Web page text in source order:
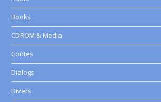
Books
CDROM & Media
Contes
Dialogs
Divers